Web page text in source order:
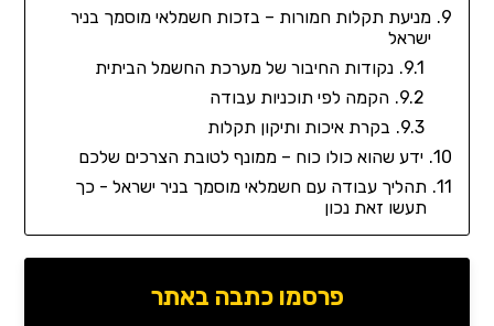
מניעת תקלות חמורות – בזכות חשמלאי מוסמך בניר
ישראל
נקודות החיבור של מערכת החשמל הביתית
הקמה לפי תוכניות עבודה
בקרת איכות ותיקון תקלות
ידע שהוא כולו כוח – ממונף לטובת הצרכים שלכם
תהליך עבודה עם חשמלאי מוסמך בניר ישראל - כך
תעשו זאת נכון
פרסמו כתבה באתר